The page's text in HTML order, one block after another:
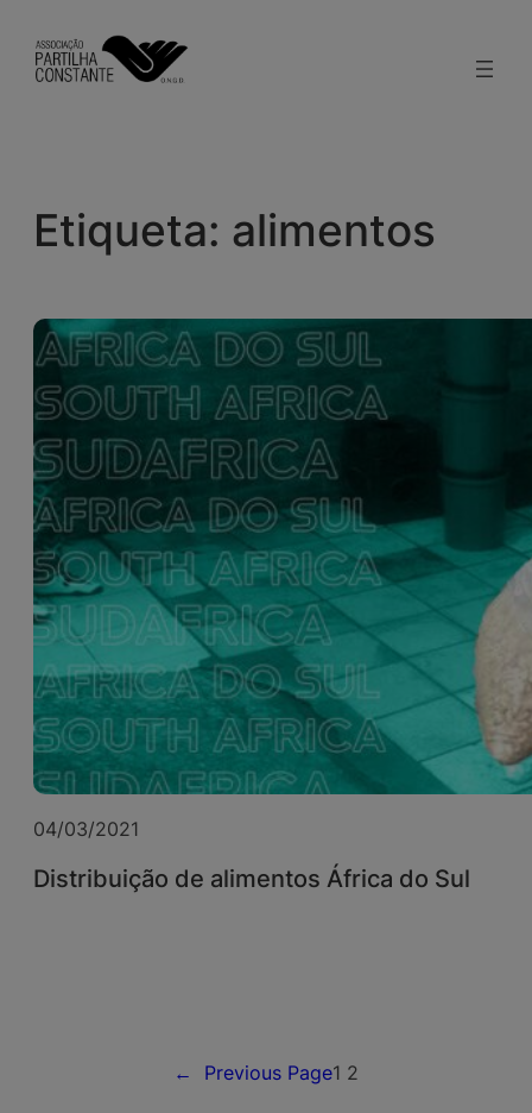
para
Etiqueta: alimentos
04/03/2021
Distribuição de alimentos África do Sul
← Previous Page1 2